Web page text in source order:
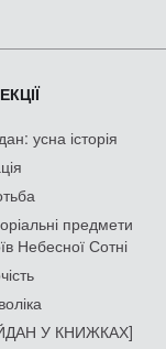
усна історія
предмети
Небесної Сотні
У КНИЖКАХ]